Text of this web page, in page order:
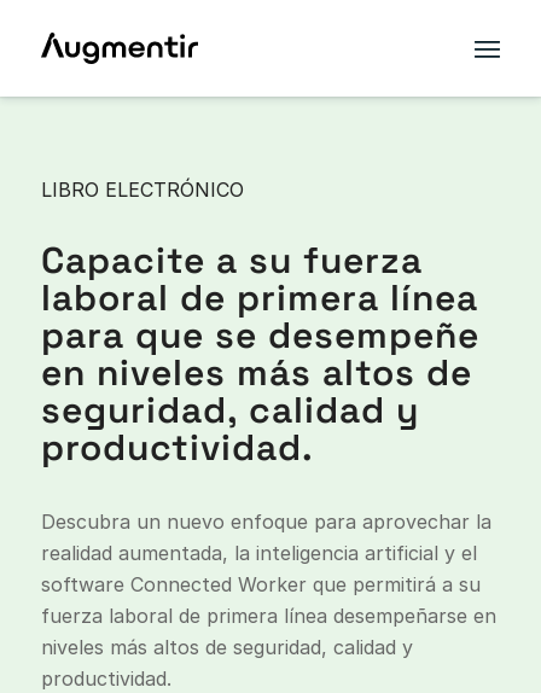
LIBRO ELECTRÓNICO
Capacite a su fuerza
laboral de primera línea
para que se desempeñe
en niveles más altos de
seguridad, calidad y
productividad.
Descubra un nuevo enfoque para aprovechar la
realidad aumentada, la inteligencia artificial y el
software Connected Worker que permitirá a su
fuerza laboral de primera línea desempeñarse en
niveles más altos de seguridad, calidad y
productividad.